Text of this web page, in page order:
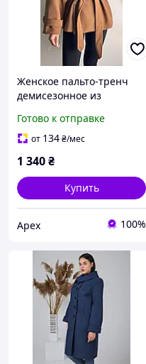
Женское пальто-тренч
демисезонное из
(мокко, черный, светлый
беж), размер 42-48
Готово к отправке
от 134₴/мес
1 340₴
Купить
Apex 100%